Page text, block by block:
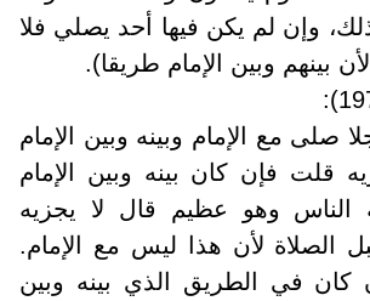
وإن لم يكن فيها أحد يصلي فلا
بينهم وبين الإمام طريقا).
صلى مع الإمام وبينه وبين الإمام
قلت فإن كان بينه وبين الإمام
وهو عظيم قال لا يجزيه
الصلاة لأن هذا ليس مع الإمام.
كان في الطريق الذي بينه وبين